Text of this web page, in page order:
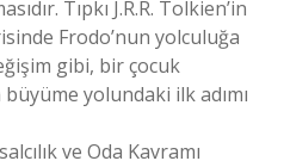
Tıpkı J.R.R. Tolkien’in
Frodo’nun yolculuğa
gibi, bir çocuk
büyüme yolundaki ilk adımı
ve Oda Kavramı